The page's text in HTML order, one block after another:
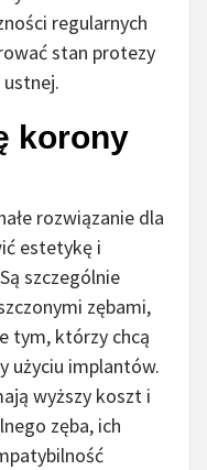
regularnych
stan protezy
korony
rozwiązanie dla
estetykę i
szczególnie
zębami,
tym, którzy chcą
użyciu implantów.
wyższy koszt i
zęba, ich